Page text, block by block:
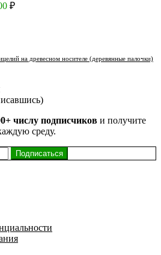
₽
на древесном носителе (деревянные палочки)
числу подписчиков и получите
среду.